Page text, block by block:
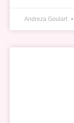
Andreza Goulart